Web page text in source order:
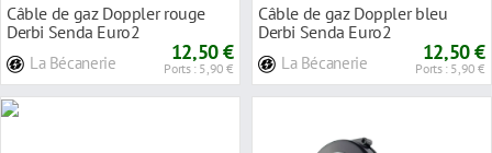
Câble de gaz Doppler rouge
Derbi Senda Euro2
La Bécanerie 12,50 €
Ports : 5,90 €
Câble de gaz Doppler bleu
Derbi Senda Euro2
La Bécanerie 12,50 €
Ports : 5,90 €